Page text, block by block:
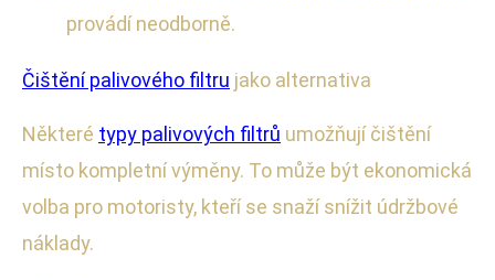
provádí neodborně.
Čištění palivového filtru jako alternativa
Některé typy palivových filtrů umožňují čištění
místo kompletní výměny. To může být ekonomická
volba pro motoristy, kteří se snaží snížit údržbové
náklady.